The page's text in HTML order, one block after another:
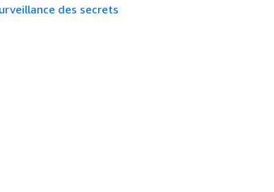
des secrets